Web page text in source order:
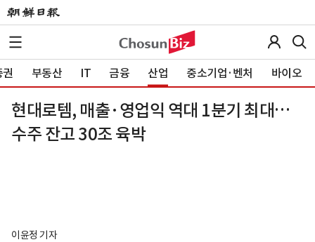
부동산 IT 금융 산업 중소기업·벤처 바이오
현대로템, 매출·영업익 역대 1분기 최대…
수주 잔고 30조 육박
이윤정 기자